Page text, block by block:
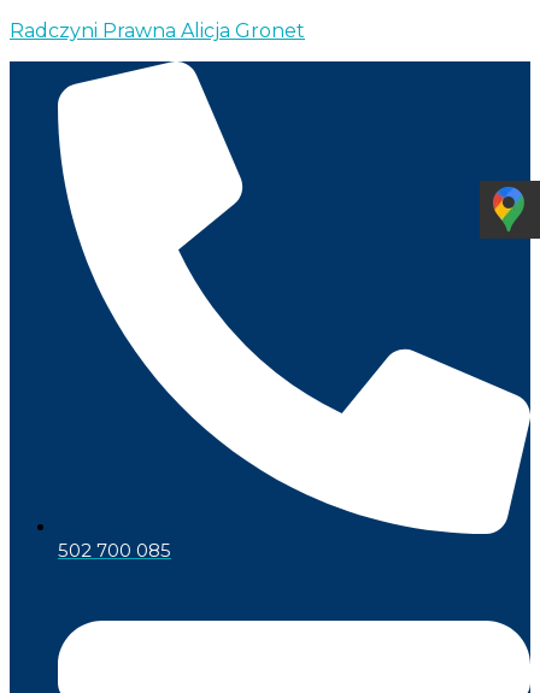
Radczyni Prawna Alicja Gronet
502 700 085